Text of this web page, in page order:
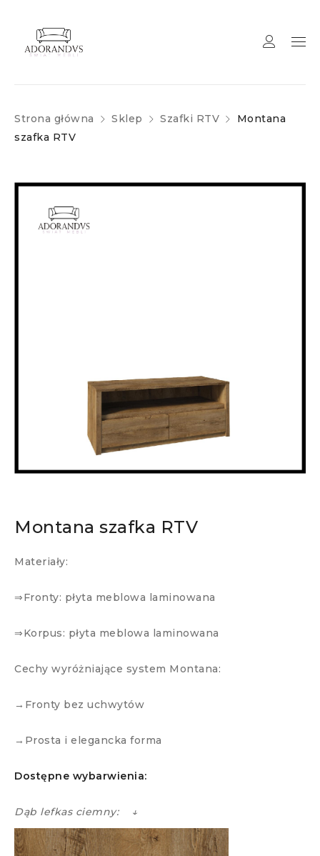
Strona główna Sklep Szafki RTV
Montana
szafka RTV
Montana szafka RTV
Materiały:
⇒Fronty: płyta meblowa laminowana
⇒Korpus: płyta meblowa laminowana
Cechy wyróżniające system Montana:
→Fronty bez uchwytów
→Prosta i elegancka forma
Dostępne wybarwienia:
Dąb lefkas ciemny: ↓